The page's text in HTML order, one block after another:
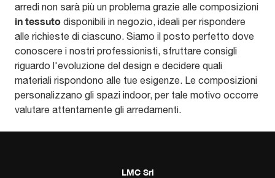
arredi non sarà più un problema grazie alle composizioni
in tessuto disponibili in negozio, ideali per rispondere
alle richieste di ciascuno. Siamo il posto perfetto dove
conoscere i nostri professionisti, sfruttare consigli
riguardo l'evoluzione del design e decidere quali
materiali rispondono alle tue esigenze. Le composizioni
personalizzano gli spazi indoor, per tale motivo occorre
valutare attentamente gli arredamenti.
LMC Srl